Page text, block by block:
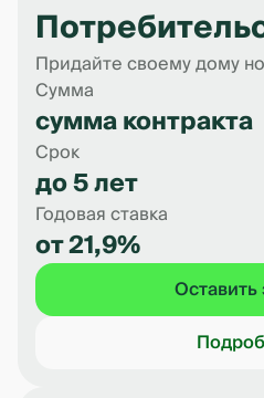
Придайте своему дому
Сумма
сумма контракта
Срок
до 5 лет
Годовая ставка
от 21,9%
Оставить